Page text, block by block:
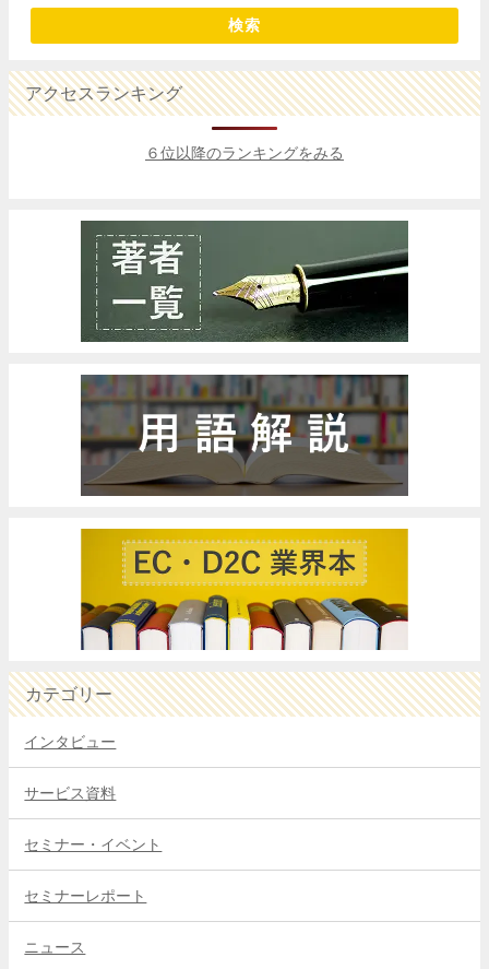
検索
アクセスランキング
６位以降のランキングをみる
カテゴリー
インタビュー
サービス資料
セミナー・イベント
セミナーレポート
ニュース